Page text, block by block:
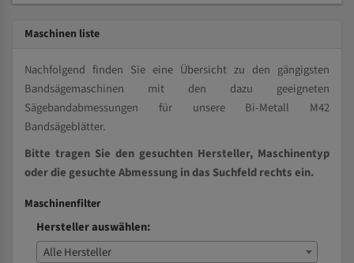
Maschinen liste
Nachfolgend finden Sie eine Übersicht zu den gängigsten
Bandsägemaschinen mit den dazu geeigneten
Sägebandabmessungen für unsere Bi-Metall M42
Bandsägeblätter.
Bitte tragen Sie den gesuchten Hersteller, Maschinentyp
oder die gesuchte Abmessung in das Suchfeld rechts ein.
Maschinenfilter
Hersteller auswählen:
Alle Hersteller